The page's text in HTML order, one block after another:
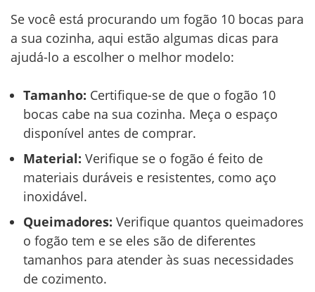
Se você está procurando um fogão 10 bocas para
a sua cozinha, aqui estão algumas dicas para
ajudá-lo a escolher o melhor modelo:
Tamanho: Certifique-se de que o fogão 10
bocas cabe na sua cozinha. Meça o espaço
disponível antes de comprar.
Material: Verifique se o fogão é feito de
materiais duráveis e resistentes, como aço
inoxidável.
Queimadores: Verifique quantos queimadores
o fogão tem e se eles são de diferentes
tamanhos para atender às suas necessidades
de cozimento.